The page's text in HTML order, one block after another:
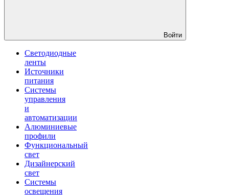
Войти
Светодиодные
ленты
Источники
питания
Системы
управления
и
автоматизации
Алюминиевые
профили
Функциональный
свет
Дизайнерский
свет
Системы
освещения